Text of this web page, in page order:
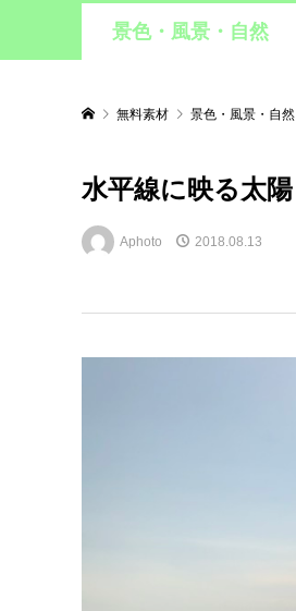
景色・風景・自然
無料素材 景色・風景・自然
水平線に映る太陽
Aphoto 2018.08.13